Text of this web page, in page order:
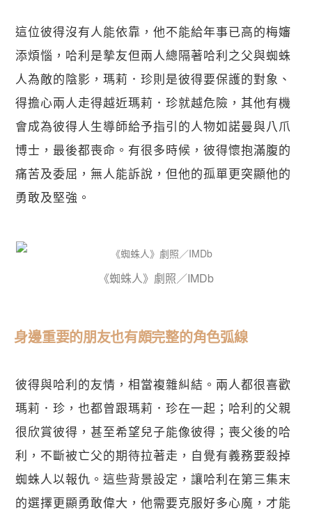
這位彼得沒有人能依靠，他不能給年事已高的梅嬸
添煩惱，哈利是摯友但兩人總隔著哈利之父與蜘蛛
人為敵的陰影，瑪莉．珍則是彼得要保護的對象、
得擔心兩人走得越近瑪莉．珍就越危險，其他有機
會成為彼得人生導師給予指引的人物如諾曼與八爪
博士，最後都喪命。有很多時候，彼得懷抱滿腹的
痛苦及委屈，無人能訴說，但他的孤單更突顯他的
勇敢及堅強。
《蜘蛛人》劇照／IMDb
身邊重要的朋友也有頗完整的角色弧線
彼得與哈利的友情，相當複雜糾結。兩人都很喜歡
瑪莉．珍，也都曾跟瑪莉．珍在一起；哈利的父親
很欣賞彼得，甚至希望兒子能像彼得；喪父後的哈
利，不斷被亡父的期待拉著走，自覺有義務要殺掉
蜘蛛人以報仇。這些背景設定，讓哈利在第三集末
的選擇更顯勇敢偉大，他需要克服好多心魔，才能